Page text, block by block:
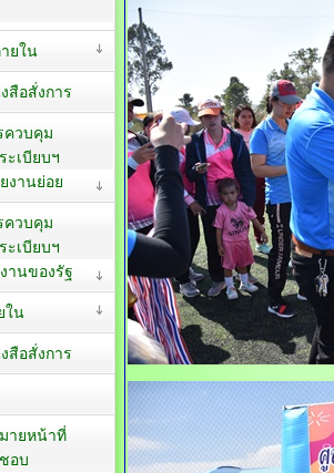
ยใน
สือสั่งการ
ควบคุม
ะเบียบฯ
งานย่อย
ควบคุม
ะเบียบฯ
านของรัฐ
ใน
สือสั่งการ
ายหน้าที่
อบ